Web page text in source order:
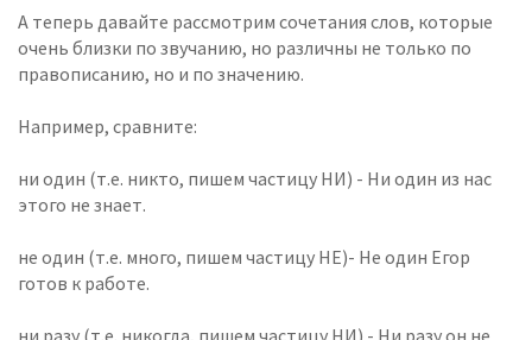
А теперь давайте рассмотрим сочетания слов, которые
очень близки по звучанию, но различны не только по
правописанию, но и по значению.
Например, сравните:
ни один (т.е. никто, пишем частицу НИ) - Ни один из нас
этого не знает.
не один (т.е. много, пишем частицу НЕ)- Не один Егор
готов к работе.
ни разу (т.е. никогда, пишем частицу НИ) - Ни разу он не